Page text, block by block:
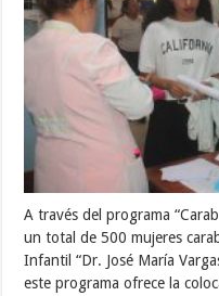
A través del programa
un total de 500 mujeres
Infantil “Dr. José María
este programa ofrece la